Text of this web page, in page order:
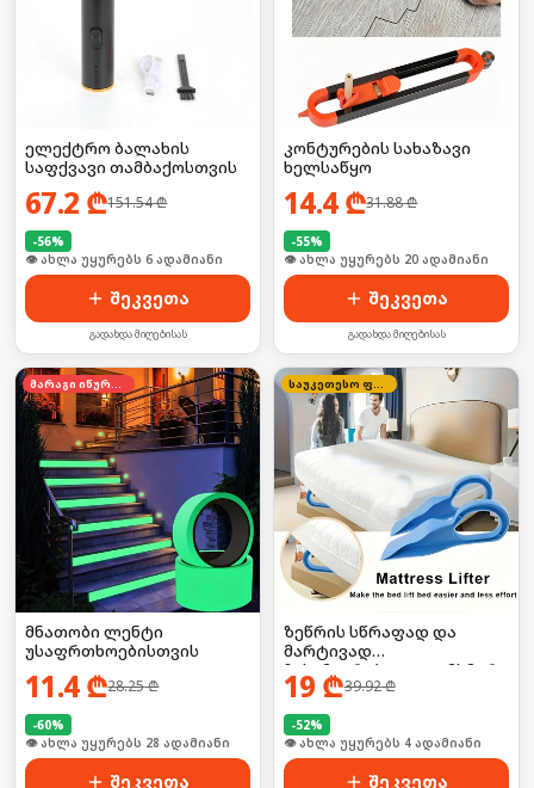
ელექტრო ბალახის
საფქვავი თამბაქოსთვის
67.2 ₾151.54₾
-56%
🛒 ბოლო 24სთ-ში იყიდა 9-მა
შეკვეთა
გადახდა მიღებისას
კონტურების სახაზავი
ხელსაწყო
14.4₾31.88₾
-55%
🛒 ბოლო 24სთ-ში იყიდა 32-მა
შეკვეთა
გადახდა მიღებისას
მნათობი ლენტი
უსაფრთხოებისთვის
11.4₾28.25₾
-60%
🛒 ბოლო 24სთ-ში იყიდა 43-მა
შეკვეთა
ზეწრის სწრაფად და
მარტივად
ჩასამაგრებელი დამხმარე
19 ₾39.92₾
-52%
🛒 ბოლო 24სთ-ში იყიდა 6-მა
შეკვეთა